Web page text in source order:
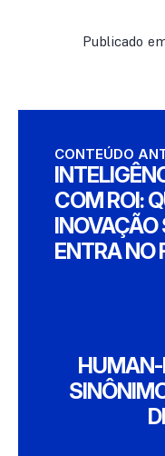
Publicado
CONTEÚDO
COM ROI:
INOVAÇÃO
ENTRA NO
HUMAN-